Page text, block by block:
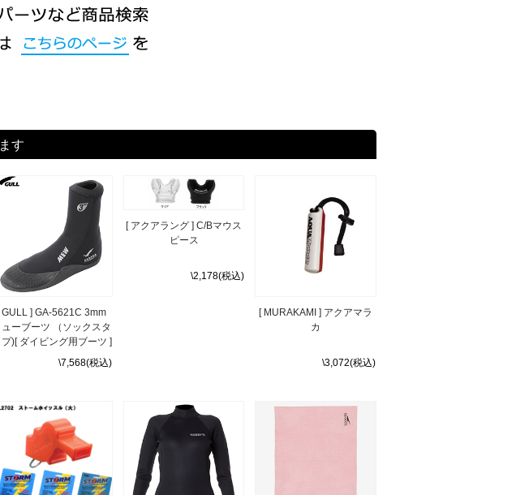
す
GULL ] GA-5621C 3mm
ューブーツ （ソックスタ
プ)[ ダイビング用ブーツ ]
\7,568(税込)
[ アクアラング ] C/Bマウス
ピース
\2,178(税込)
[ MURAKAMI ] アクアマラ
カ
\3,072(税込)